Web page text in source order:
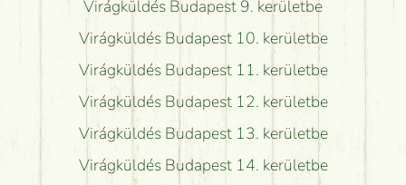
Virágküldés Budapest 9. kerületbe
Virágküldés Budapest 10. kerületbe
Virágküldés Budapest 11. kerületbe
Virágküldés Budapest 12. kerületbe
Virágküldés Budapest 13. kerületbe
Virágküldés Budapest 14. kerületbe